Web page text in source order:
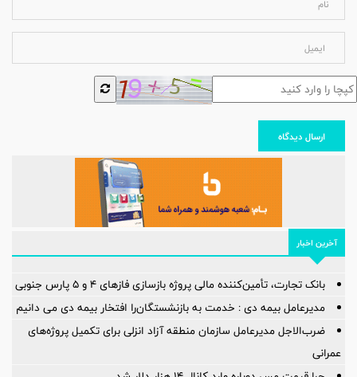
ارسال دیدگاه
آخرین اخبار
بانک تجارت، تأمین‌کننده مالی پروژه بازسازی فازهای ۴ و ۵ پارس جنوبی
مدیرعامل بیمه دی : خدمت به بازنشستگان‌را افتخار بیمه دی می دانیم
ضرب‌الاجل مدیرعامل سازمان منطقه آزاد انزلی برای تكمیل پروژه‌های
عمرانی